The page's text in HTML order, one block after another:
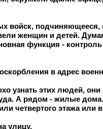
войск,
женщин и детей.
функция -
в адрес
узнать этих людей, они
А рядом - жилые
четвертого этажа или в
улицу.